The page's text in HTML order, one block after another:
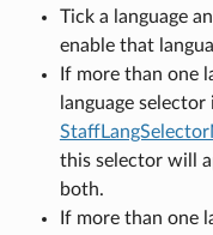
Tick a language
enable that
If more than one
language
this selector will
both.
If more than one